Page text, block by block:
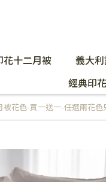
花十二月被 義大
經典印
被花色-買一送一-任選兩花色